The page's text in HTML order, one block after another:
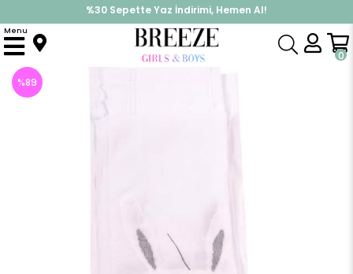
%30 Sepette Yaz İndirimi, Hemen Al!
İndirimlere ek %10 İndirimi Kap, Hemen Üye Ol!
0
Menu
Anasayfa Çorap Kedili Külotlu Çorap(9 Yaş)
%89